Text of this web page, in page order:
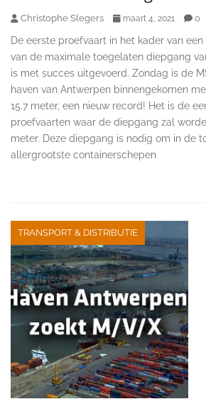
Christophe Slegers maart 4, 2021 0
De eerste proefvaart in het kader van
van de maximale toegelaten diepgang
is met succes uitgevoerd. Zondag is de
haven van Antwerpen binnengekomen
15.7 meter, een nieuw record! Het is de
proefvaarten waar de diepgang zal
meter. Deze diepgang is nodig om in de
allergrootste containerschepen
TRANSPORT & DISTRIBUTIE